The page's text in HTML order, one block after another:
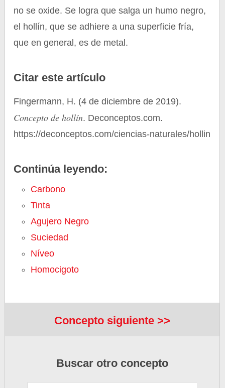
no se oxide. Se logra que salga un humo negro,
el hollín, que se adhiere a una superficie fría,
que en general, es de metal.
Citar este artículo
Fingermann, H. (4 de diciembre de 2019).
Concepto de hollín. Deconceptos.com.
https://deconceptos.com/ciencias-naturales/hollin
Continúa leyendo:
Carbono
Tinta
Agujero Negro
Suciedad
Níveo
Homocigoto
Concepto siguiente >>
Buscar otro concepto